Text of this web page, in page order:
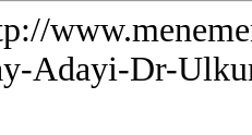
Adayi-Dr-